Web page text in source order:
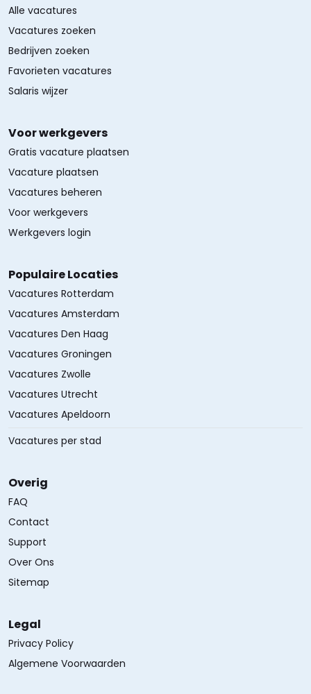
Alle vacatures
Vacatures zoeken
Bedrijven zoeken
Favorieten vacatures
Salaris wijzer
Voor werkgevers
Gratis vacature plaatsen
Vacature plaatsen
Vacatures beheren
Voor werkgevers
Werkgevers login
Populaire Locaties
Vacatures Rotterdam
Vacatures Amsterdam
Vacatures Den Haag
Vacatures Groningen
Vacatures Zwolle
Vacatures Utrecht
Vacatures Apeldoorn
Vacatures per stad
Overig
FAQ
Contact
Support
Over Ons
Sitemap
Legal
Privacy Policy
Algemene Voorwaarden